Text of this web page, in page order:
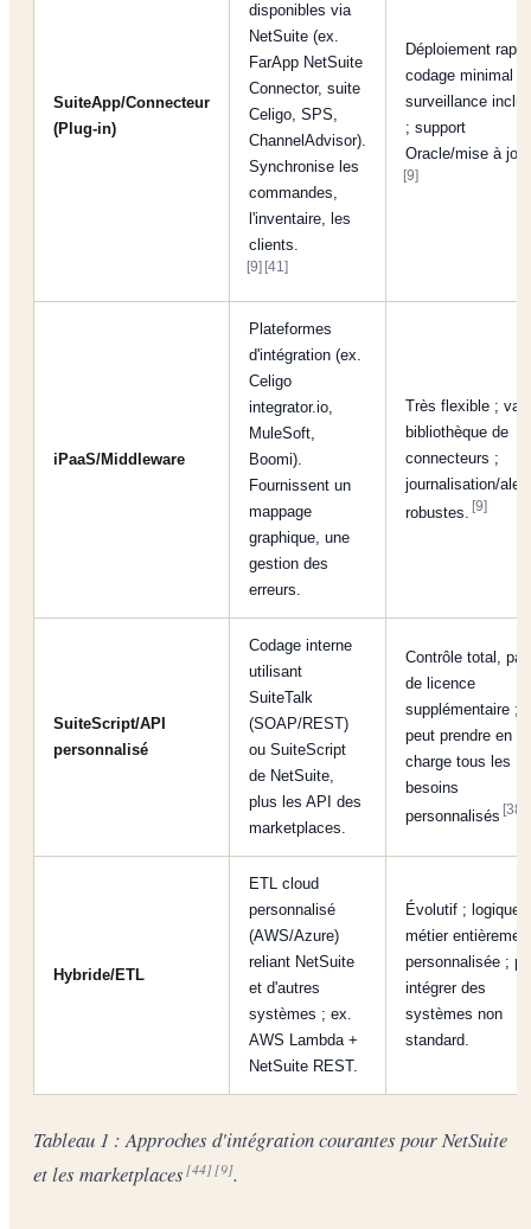
SuiteApp/Connecteur
(Plug-in)
disponibles via
NetSuite (ex.
FarApp NetSuite
Connector, suite
Celigo, SPS,
ChannelAdvisor).
Synchronise les
commandes,
l'inventaire, les
clients.
[9] [41]
Déploiement
codage minimal ;
surveillance
; support
Oracle/mise à
[9]
iPaaS/Middleware
Plateformes
d'intégration (ex.
Celigo
integrator.io,
MuleSoft,
Boomi).
Fournissent un
mappage
graphique, une
gestion des
erreurs.
Très flexible ;
bibliothèque de
connecteurs ;
journalisation/
robustes.[9]
SuiteScript/API
personnalisé
Codage interne
utilisant
SuiteTalk
(SOAP/REST)
ou SuiteScript
de NetSuite,
plus les API des
marketplaces.
Contrôle total, pas
de licence
supplémentaire ;
peut prendre en
charge tous les
besoins
personnalisés[38]
Hybride/ETL
ETL cloud
personnalisé
(AWS/Azure)
reliant NetSuite
et d'autres
systèmes ; ex.
AWS Lambda +
NetSuite REST.
Évolutif ; logique
métier
personnalisée ;
intégrer des
systèmes non
standard.
Tableau 1 : Approches d'intégration courantes pour NetSuite
et les marketplaces[44][9].